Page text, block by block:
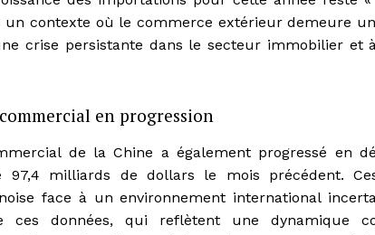
un contexte où le commerce extérieur demeure
crise persistante dans le secteur immobilier et
en progression
de la Chine a également progressé en
97,4 milliards de dollars le mois précédent.
face à un environnement international
ces données, qui reflètent une dynamique